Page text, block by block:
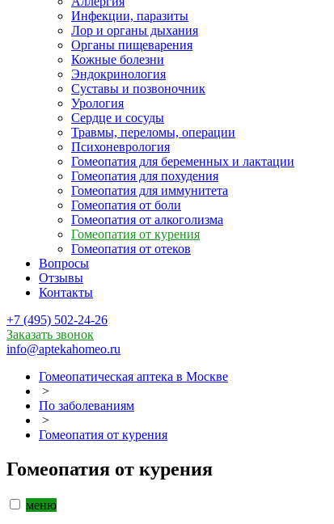
Инфекции, паразиты
Лор и органы дыхания
Органы пищеварения
Кожные болезни
Эндокринология
Суставы и позвоночник
Урология
Сердце и сосуды
Травмы, переломы, операции
Психоневрология
Гомеопатия для беременных и лактации
Гомеопатия для похудения
Гомеопатия для иммунитета
Гомеопатия от боли
Гомеопатия от алкоголизма
Гомеопатия от курения
Гомеопатия от отеков
Вопросы
Отзывы
Контакты
+7 (495) 502-24-26
Заказать звонок
info@aptekahomeo.ru
Гомеопатическая аптека в Москве
>
По заболеваниям
>
Гомеопатия от курения
Гомеопатия от курения
меню